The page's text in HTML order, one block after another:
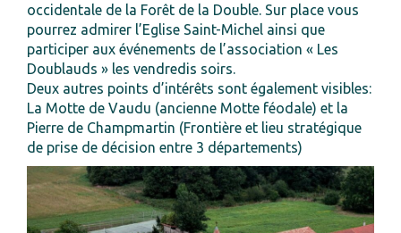
occidentale de la Forêt de la Double. Sur place vous
pourrez admirer l’Eglise Saint-Michel ainsi que
participer aux événements de l’association « Les
Doublauds » les vendredis soirs.
Deux autres points d’intérêts sont également visibles:
La Motte de Vaudu (ancienne Motte féodale) et la
Pierre de Champmartin (Frontière et lieu stratégique
de prise de décision entre 3 départements)